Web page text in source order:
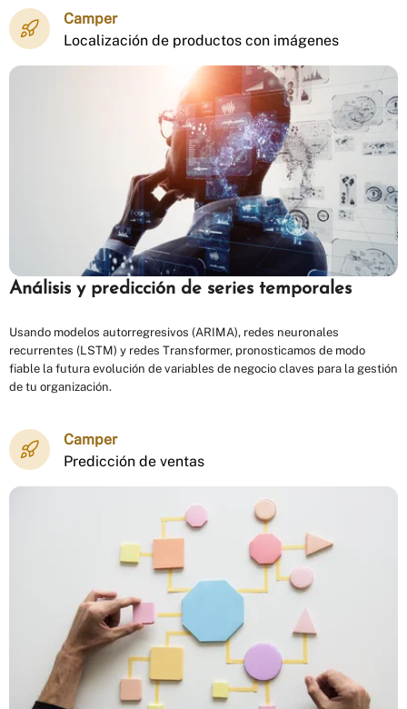
Camper
Localización de productos con imágenes
Análisis y predicción de series temporales
Usando modelos autorregresivos (ARIMA), redes neuronales
recurrentes (LSTM) y redes Transformer, pronosticamos de modo
fiable la futura evolución de variables de negocio claves para la gestión
de tu organización.
Camper
Predicción de ventas